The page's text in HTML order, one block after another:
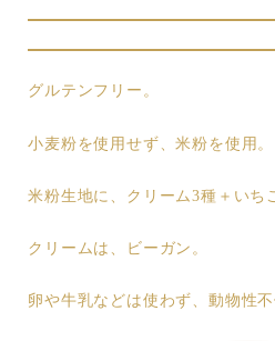
グルテンフリー。
小麦粉を使用せず、米粉を使用。
米粉生地に、クリーム3種＋いち
クリームは、ビーガン。
卵や牛乳などは使わず、動物性不